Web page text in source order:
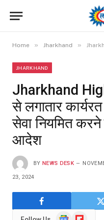
Home » Jharkhand » Jharkhand
JHARKHAND
Jharkhand
से लगातार
सेवा नियमित करने
आदेश
BY NEWS DESK
23, 2024
GoogleFlipboard